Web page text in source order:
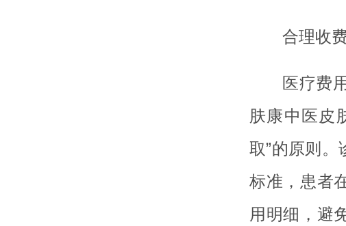
合理收
医疗费
肤康中医皮
取”的原则
标准，患者
用明细，避